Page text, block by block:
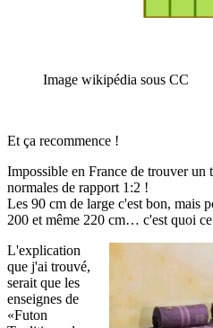
Image wikipédia sous CC
Et ça recommence !
Impossible en France de trouver un
normales de rapport 1:2 !
Les 90 cm de large c'est bon, mais
200 et même 220 cm… c'est quoi
L'explication
que j'ai trouvé,
serait que les
enseignes de
«Futon